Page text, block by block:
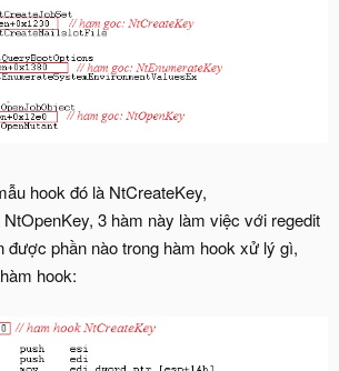
hook đó là NtCreateKey,
3 hàm này làm việc với regedit
được phần nào trong hàm hook xử lý gì,
hook: